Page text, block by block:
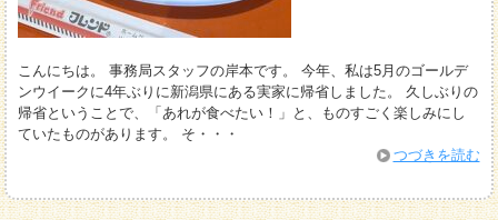
こんにちは。 事務局スタッフの岸本です。 今年、私は5月のゴールデ
ンウイークに4年ぶりに新潟県にある実家に帰省しました。 久しぶりの
帰省ということで、「あれが食べたい！」と、ものすごく楽しみにし
ていたものがあります。 そ・・・
つづきを読む